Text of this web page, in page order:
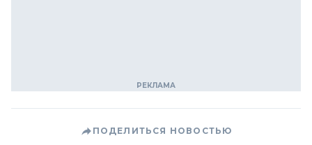
ПОДЕЛИТЬСЯ НОВОСТЬЮ